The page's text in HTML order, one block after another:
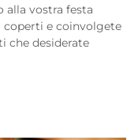
vostra festa
e coinvolgete
che desiderate